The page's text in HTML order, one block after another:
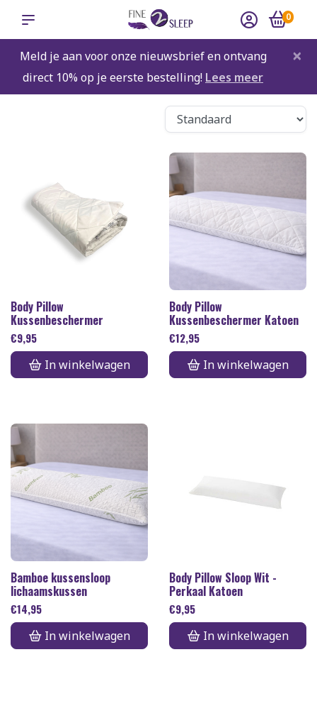
0
Meld je aan voor onze nieuwsbrief en ontvang
direct 10% op je eerste bestelling! Lees meer
×
Body Pillow
Kussenbeschermer
€9,95
In winkelwagen
Body Pillow
Kussenbeschermer Katoen
€12,95
In winkelwagen
Bamboe kussensloop
lichaamskussen
€14,95
In winkelwagen
Body Pillow Sloop Wit -
Perkaal Katoen
€9,95
In winkelwagen